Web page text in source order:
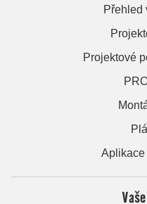
Přehled
Projektové
Aplikace